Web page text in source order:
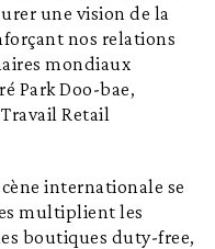
une vision de la
nos relations
mondiaux
Park Doo-bae,
Retail
internationale se
multiplient les
boutiques duty-free,